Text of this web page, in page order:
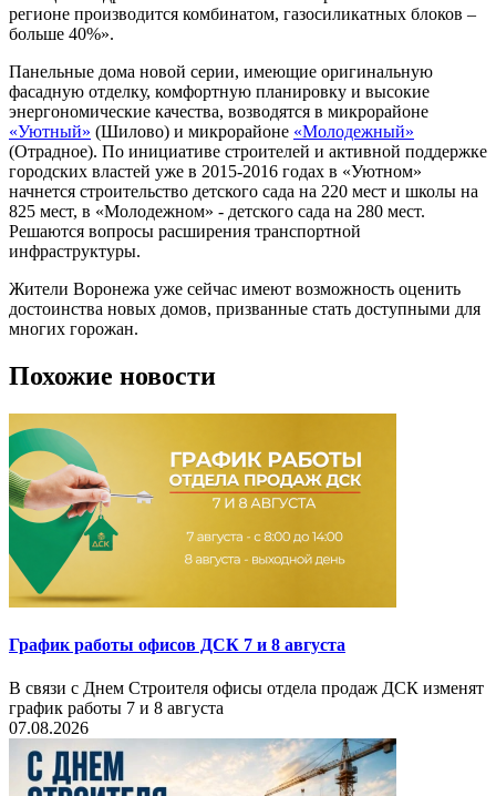
регионе производится комбинатом, газосиликатных блоков –
больше 40%».
Панельные дома новой серии, имеющие оригинальную
фасадную отделку, комфортную планировку и высокие
энергономические качества, возводятся в микрорайоне
«Уютный» (Шилово) и микрорайоне «Молодежный»
(Отрадное). По инициативе строителей и активной поддержке
городских властей уже в 2015-2016 годах в «Уютном»
начнется строительство детского сада на 220 мест и школы на
825 мест, в «Молодежном» - детского сада на 280 мест.
Решаются вопросы расширения транспортной
инфраструктуры.
Жители Воронежа уже сейчас имеют возможность оценить
достоинства новых домов, призванные стать доступными для
многих горожан.
Похожие новости
График работы офисов ДСК 7 и 8 августа
В связи с Днем Строителя офисы отдела продаж ДСК изменят
график работы 7 и 8 августа
07.08.2026